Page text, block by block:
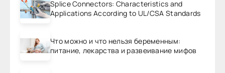
Splice Connectors: Characteristics and
Applications According to UL/CSA Standards
Что можно и что нельзя беременным:
питание, лекарства и развеивание мифов